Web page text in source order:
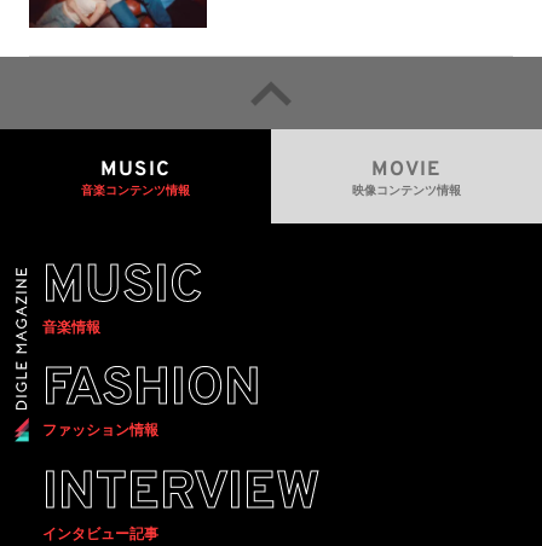
MUSIC
音楽コンテンツ情報
MOVIE
映像コンテンツ情報
MUSIC
音楽情報
FASHION
ファッション情報
INTERVIEW
インタビュー記事